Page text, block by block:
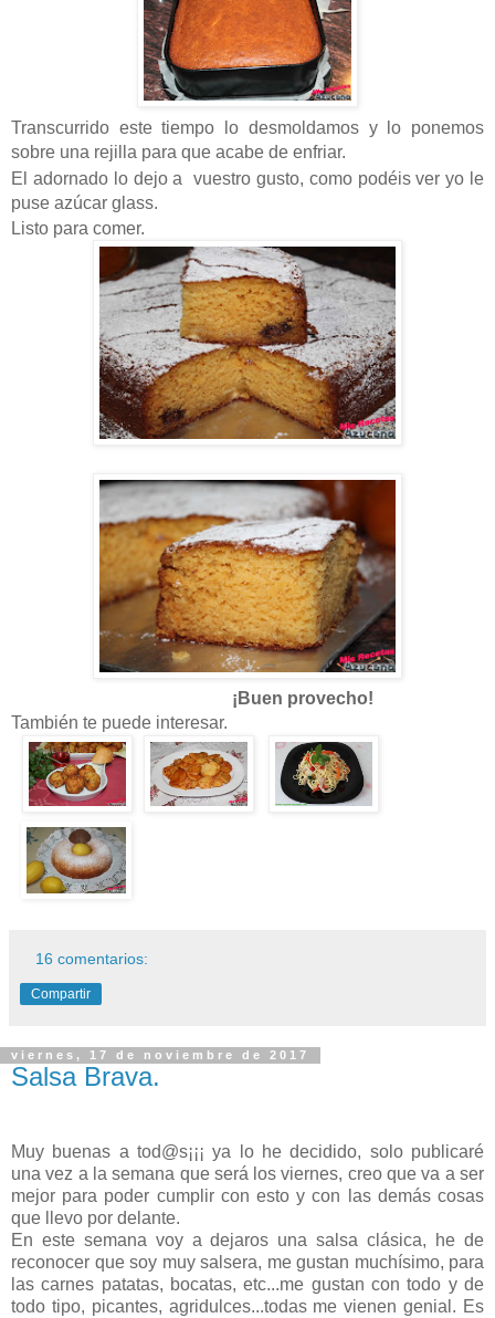
Transcurrido este tiempo lo desmoldamos y lo ponemos
sobre una rejilla para que acabe de enfriar.
El adornado lo dejo a vuestro gusto, como podéis ver yo le
puse azúcar glass.
Listo para comer.
¡Buen provecho!
También te puede interesar.
16 comentarios:
Compartir
viernes, 17 de noviembre de 2017
Salsa Brava.
Muy buenas a tod@s¡¡¡ ya lo he decidido, solo publicaré
una vez a la semana que será los viernes, creo que va a ser
mejor para poder cumplir con esto y con las demás cosas
que llevo por delante.
En este semana voy a dejaros una salsa clásica, he de
reconocer que soy muy salsera, me gustan muchísimo, para
las carnes patatas, bocatas, etc...me gustan con todo y de
todo tipo, picantes, agridulces...todas me vienen genial. Es